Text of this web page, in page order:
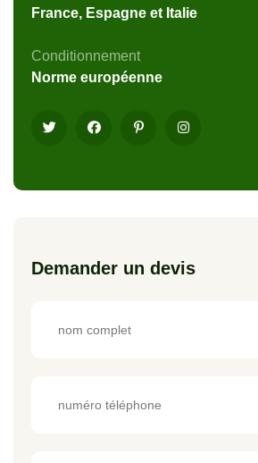
France, Espagne et Italie
Conditionnement
Norme européenne
Demander un devis